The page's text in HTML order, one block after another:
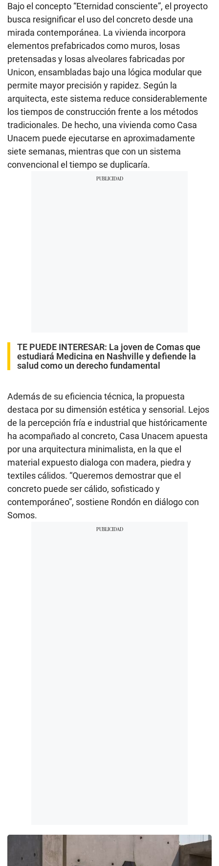
Bajo el concepto “Eternidad consciente”, el proyecto
busca resignificar el uso del concreto desde una
mirada contemporánea. La vivienda incorpora
elementos prefabricados como muros, losas
pretensadas y losas alveolares fabricadas por
Unicon, ensambladas bajo una lógica modular que
permite mayor precisión y rapidez. Según la
arquitecta, este sistema reduce considerablemente
los tiempos de construcción frente a los métodos
tradicionales. De hecho, una vivienda como Casa
Unacem puede ejecutarse en aproximadamente
siete semanas, mientras que con un sistema
convencional el tiempo se duplicaría.
TE PUEDE INTERESAR: La joven de Comas que
estudiará Medicina en Nashville y defiende la
salud como un derecho fundamental
Además de su eficiencia técnica, la propuesta
destaca por su dimensión estética y sensorial. Lejos
de la percepción fría e industrial que históricamente
ha acompañado al concreto, Casa Unacem apuesta
por una arquitectura minimalista, en la que el
material expuesto dialoga con madera, piedra y
textiles cálidos. “Queremos demostrar que el
concreto puede ser cálido, sofisticado y
contemporáneo”, sostiene Rondón en diálogo con
Somos.